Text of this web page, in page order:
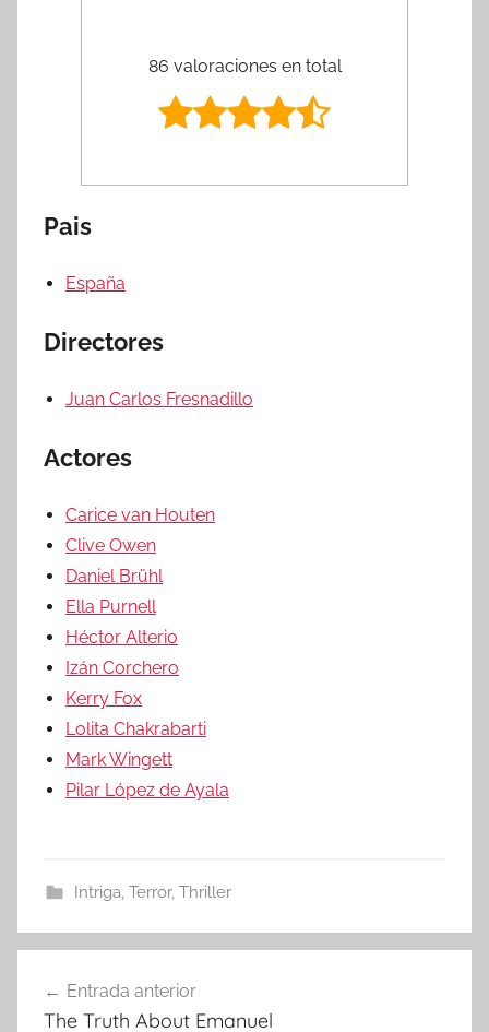
86 valoraciones en total
Pais
España
Directores
Juan Carlos Fresnadillo
Actores
Carice van Houten
Clive Owen
Daniel Brühl
Ella Purnell
Héctor Alterio
Izán Corchero
Kerry Fox
Lolita Chakrabarti
Mark Wingett
Pilar López de Ayala
Intriga, Terror, Thriller
Navegación
Entrada anterior
The Truth About Emanuel